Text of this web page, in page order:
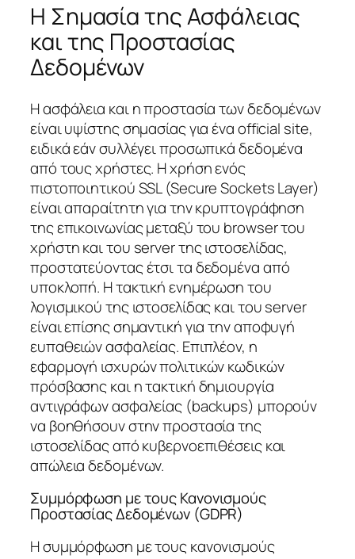
Η Σημασία της Ασφάλειας
και της Προστασίας
Δεδομένων
Η ασφάλεια και η προστασία των δεδομένων
είναι υψίστης σημασίας για ένα official site,
ειδικά εάν συλλέγει προσωπικά δεδομένα
από τους χρήστες. Η χρήση ενός
πιστοποιητικού SSL (Secure Sockets Layer)
είναι απαραίτητη για την κρυπτογράφηση
της επικοινωνίας μεταξύ του browser του
χρήστη και του server της ιστοσελίδας,
προστατεύοντας έτσι τα δεδομένα από
υποκλοπή. Η τακτική ενημέρωση του
λογισμικού της ιστοσελίδας και του server
είναι επίσης σημαντική για την αποφυγή
ευπαθειών ασφαλείας. Επιπλέον, η
εφαρμογή ισχυρών πολιτικών κωδικών
πρόσβασης και η τακτική δημιουργία
αντιγράφων ασφαλείας (backups) μπορούν
να βοηθήσουν στην προστασία της
ιστοσελίδας από κυβερνοεπιθέσεις και
απώλεια δεδομένων.
Συμμόρφωση με τους Κανονισμούς
Προστασίας Δεδομένων (GDPR)
Η συμμόρφωση με τους κανονισμούς